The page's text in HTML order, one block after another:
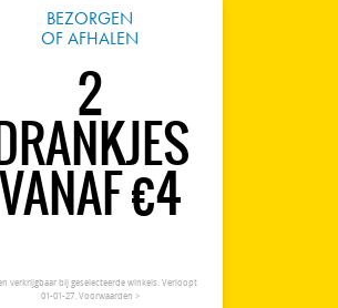
BEZORGEN
OF AFHALEN
2
VANAF €4
verkrijgbaar bij geselecteerde winkels. Verloopt
01-01-27. Voorwaarden >